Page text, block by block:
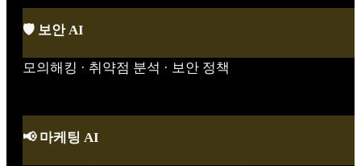
🛡️ 보안 AI
모의해킹 · 취약점 분석 · 보안 정책
📢 마케팅 AI